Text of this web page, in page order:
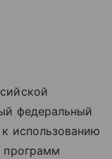
федеральный
использованию
программ